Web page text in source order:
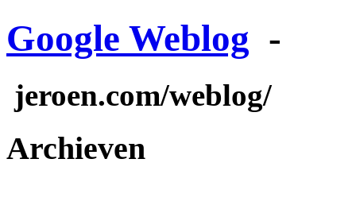
Google Weblog -
jeroen.com/weblog/
Archieven